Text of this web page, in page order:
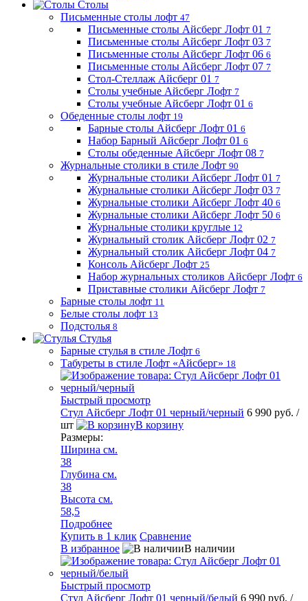
Столы
Письменные столы лофт 47
Письменные столы Айсберг Лофт 01 7
Письменные столы Айсберг Лофт 03 7
Письменные столы Айсберг Лофт 06 6
Письменные столы Айсберг Лофт 07 7
Стол-Стеллаж Айсберг 01 7
Столы учебные Айсберг Лофт 7
Столы учебные Айсберг Лофт 01 6
Обеденные столы лофт 19
Барные столы Айсберг Лофт 01 6
Набор Барный Айсберг Лофт 01 6
Столы обеденные Айсберг Лофт 08 7
Журнальные столики в стиле Лофт 90
Журнальные столики Айсберг Лофт 01 7
Журнальные столики Айсберг Лофт 03 7
Журнальные столики Айсберг Лофт 40 6
Журнальные столики Айсберг Лофт 50 6
Журнальные столики круглые 12
Журнальный столик Айсберг Лофт 02 7
Журнальный столик Айсберг Лофт 04 7
Консоль Айсберг Лофт 25
Набор журнальных столиков Айсберг Лофт 6
Приставные столики Айсберг Лофт 7
Барные столы лофт 11
Белые столы лофт 13
Подстолья 8
Стулья
Барные стулья в стиле Лофт 6
Табуреты в стиле Лофт «Айсберг» 18
Быстрый просмотр
Стул Айсберг Лофт 01 черный/черный 6 990 руб. /
шт
В корзину
Размеры:
Ширина см.
38
Глубина см.
38
Высота см.
58,5
Подробнее
Купить в 1 клик Сравнение
В избранное
В наличии
Быстрый просмотр
Стул Айсберг Лофт 01 черный/белый 6 990 руб. /